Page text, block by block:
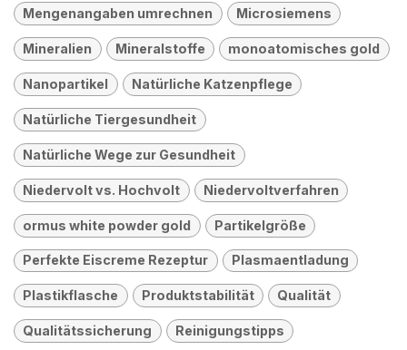
Mengenangaben umrechnen Microsiemens
Mineralien Mineralstoffe monoatomisches gold
Nanopartikel Natürliche Katzenpflege
Natürliche Tiergesundheit
Natürliche Wege zur Gesundheit
Niedervolt vs. Hochvolt Niedervoltverfahren
ormus white powder gold Partikelgröße
Perfekte Eiscreme Rezeptur Plasmaentladung
Plastikflasche Produktstabilität Qualität
Qualitätssicherung Reinigungstipps